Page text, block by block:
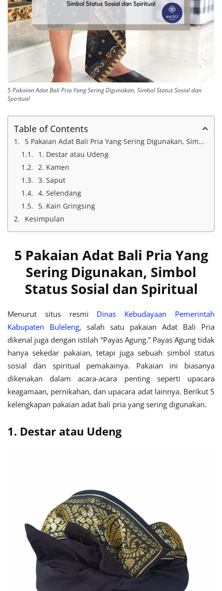
5 Pakaian Adat Bali Pria Yang Sering Digunakan, Simbol Status Sosial dan
Spiritual
Table of Contents
5 Pakaian Adat Bali Pria Yang Sering Digunakan, Simbol Status Sosial dan Spiritual
1. Destar atau Udeng
2. Kamen
3. Saput
4. Selendang
5. Kain Gringsing
Kesimpulan
5 Pakaian Adat Bali Pria Yang
Sering Digunakan, Simbol
Status Sosial dan Spiritual
Menurut situs resmi Dinas Kebudayaan Pemerintah
Kabupaten Buleleng, salah satu pakaian Adat Bali Pria
dikenal juga dengan istilah “Payas Agung.” Payas Agung tidak
hanya sekedar pakaian, tetapi juga sebuah simbol status
sosial dan spiritual pemakainya. Pakaian ini biasanya
dikenakan dalam acara-acara penting seperti upacara
keagamaan, pernikahan, dan upacara adat lainnya. Berikut 5
kelengkapan pakaian adat bali pria yang sering digunakan.
1. Destar atau Udeng